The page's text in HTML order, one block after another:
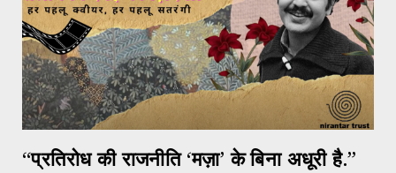
“प्रतिरोध की राजनीति ‘मज़ा’ के बिना अधूरी है.”